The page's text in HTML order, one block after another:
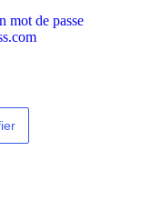
mot de passe